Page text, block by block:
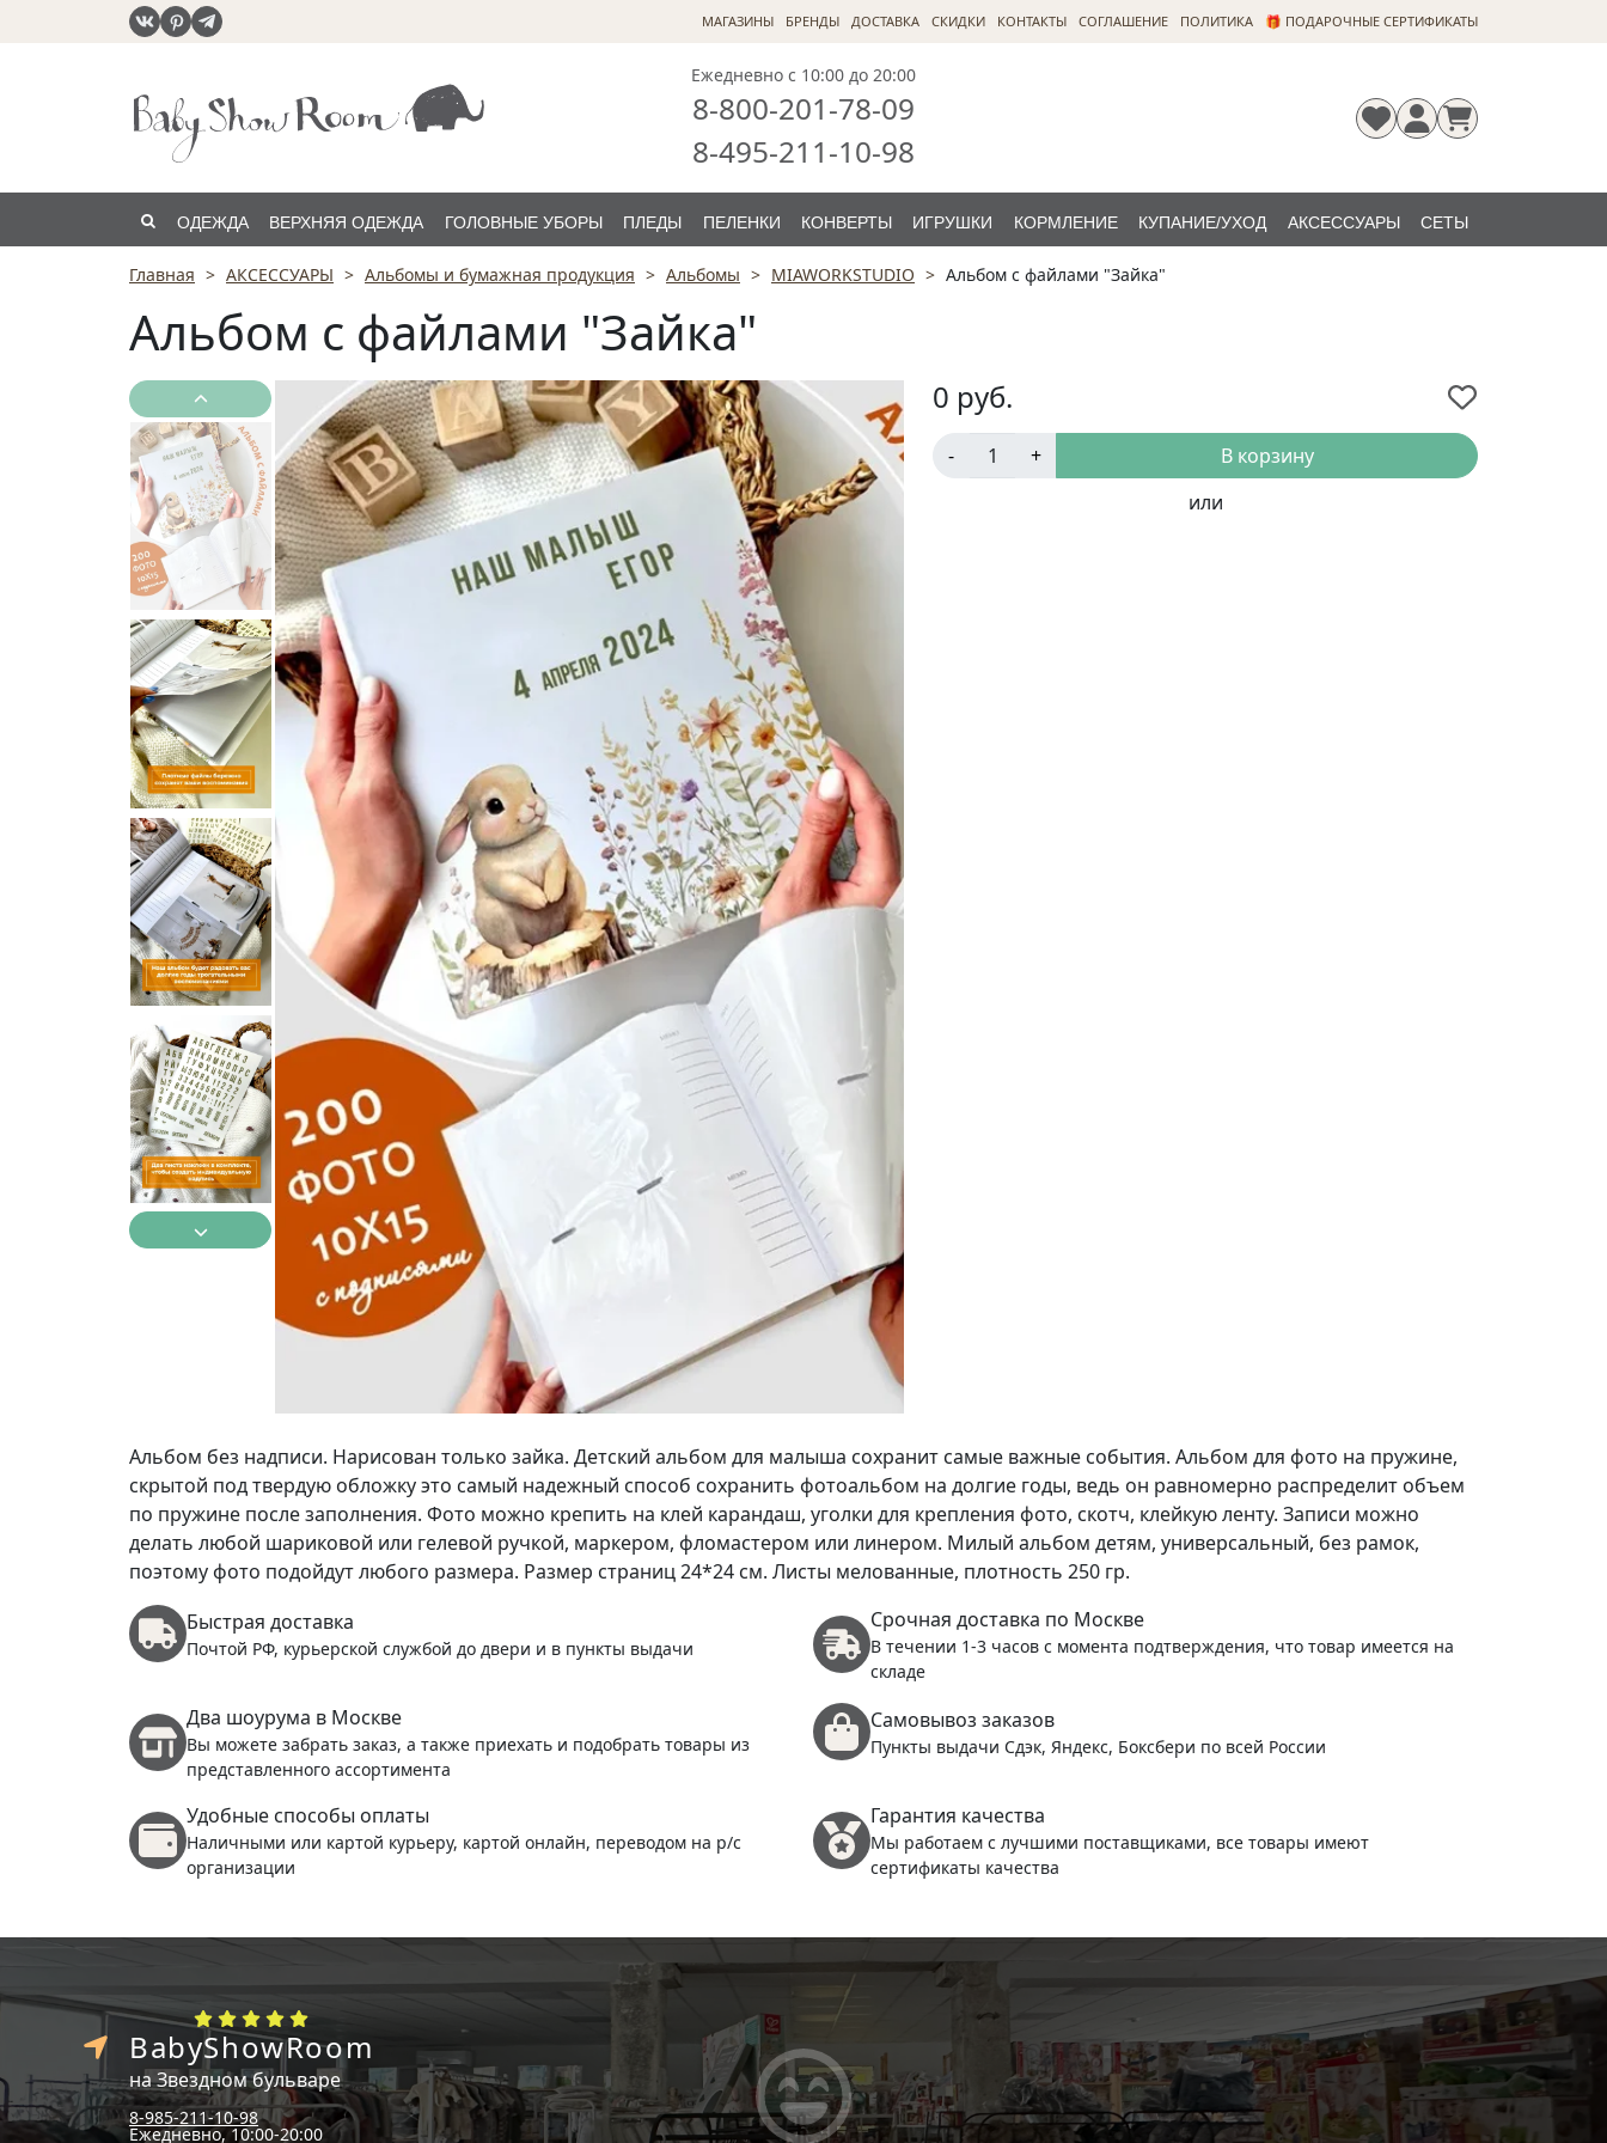
МАГАЗИНЫ БРЕНДЫ ДОСТАВКА СКИДКИ КОНТАКТЫ CОГЛАШЕНИЕ ПОЛИТИКА 🎁 ПОДАРОЧНЫЕ СЕРТИФИКАТЫ
Ежедневно с 10:00 до 20:00
8-800-201-78-09
8-495-211-10-98
ОДЕЖДА ВЕРХНЯЯ ОДЕЖДА ГОЛОВНЫЕ УБОРЫ ПЛЕДЫ ПЕЛЕНКИ КОНВЕРТЫ ИГРУШКИ КОРМЛЕНИЕ КУПАНИЕ/УХОД АКСЕССУАРЫ СЕТЫ
РАСПРОДАЖА
Главная АКСЕССУАРЫ Альбомы и бумажная продукция Альбомы MIAWORKSTUDIO Альбом с файлами "Зайка"
Альбом с файлами "Зайка"
0 руб.
- +
В корзину
или
Альбом без надписи. Нарисован только зайка. Детский альбом для малыша сохранит самые важные события. Альбом для фото на пружине,
скрытой под твердую обложку это самый надежный способ сохранить фотоальбом на долгие годы, ведь он равномерно распределит объем
по пружине после заполнения. Фото можно крепить на клей карандаш, уголки для крепления фото, скотч, клейкую ленту. Записи можно
делать любой шариковой или гелевой ручкой, маркером, фломастером или линером. Милый альбом детям, универсальный, без рамок,
поэтому фото подойдут любого размера. Размер страниц 24*24 см. Листы мелованные, плотность 250 гр.
Быстрая доставка
Почтой РФ, курьерской службой до двери и в пункты выдачи
Срочная доставка по Москве
В течении 1-3 часов с момента подтверждения, что товар имеется на
складе
Два шоурума в Москве
Вы можете забрать заказ, а также приехать и подобрать товары из
представленного ассортимента
Самовывоз заказов
Пункты выдачи Сдэк, Яндекс, Боксбери по всей России
Удобные способы оплаты
Наличными или картой курьеру, картой онлайн, переводом на р/с
организации
Гарантия качества
Мы работаем с лучшими поставщиками, все товары имеют
сертификаты качества
BabyShowRoom
на Звездном бульваре
8-985-211-10-98
Ежедневно, 10:00-20:00